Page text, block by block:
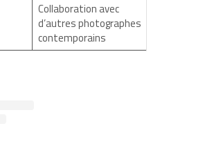
Collaboration avec
d’autres photographes
contemporains